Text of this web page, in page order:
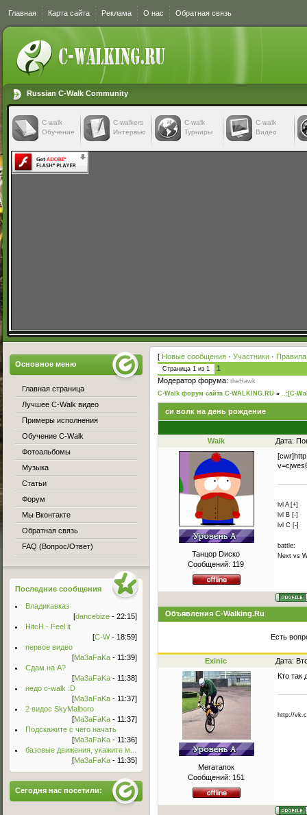
Главная Карта сайта Реклама О нас Обратная связь
Russian C-Walk Community
C-walk
Обучение
C-walkers
Интервью
С-walk
Турниры
С-walk
Видео
[ Новые сообщения · Участники ·
Страница 1 из 1
1
Модератор форума: theHawk
C-Walk форум сайта C-WALKING.RU » ..:[C-
си волк на день рождение
Waik Дата:
Танцор Dиско
Сообщений: 119
lvl A [+]
lvl B [-]
lvl C [-]
battle:
Next vs
Объявления C-Walking.Ru
Есть
Exinic Дата:
Мегатапок
Сообщений: 151
Кто так
http://
Основное меню
Главная страница
Лучшее C-Walk видео
Примеры исполнения
Обучение C-Walk
Фотоальбомы
Музыка
Статьи
Форум
Мы Вконтакте
Обратная связь
FAQ (Вопрос/Ответ)
Последние сообщения
Владикавказ
[dancebize - 22:15]
HitcH - Feel it
[C-W- 18:59]
первое видео
[Ma3aFaKa - 11:39]
Сдам на А?
[Ma3aFaKa - 11:38]
недо c-walk :D
[Ma3aFaKa - 11:37]
2 видос SkyMalboro
[Ma3aFaKa - 11:37]
Подскажите с чего начать
[Ma3aFaKa - 11:36]
базовые движения, укажите м...
[Ma3aFaKa - 11:35]
Сегодня нас посетили: